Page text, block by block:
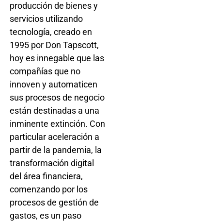
producción de bienes y
servicios utilizando
tecnología, creado en
1995 por Don Tapscott,
hoy es innegable que las
compañías que no
innoven y automaticen
sus procesos de negocio
están destinadas a una
inminente extinción. Con
particular aceleración a
partir de la pandemia, la
transformación digital
del área financiera,
comenzando por los
procesos de gestión de
gastos, es un paso